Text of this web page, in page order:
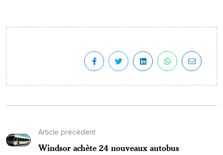
Article précédent
Windsor achète 24 nouveaux autobus